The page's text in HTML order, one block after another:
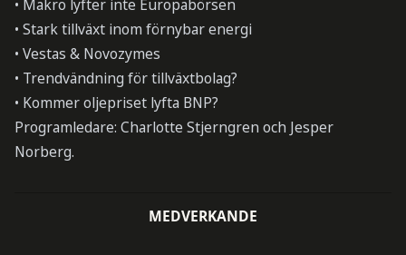
• Makro lyfter inte Europabörsen
• Stark tillväxt inom förnybar energi
• Vestas & Novozymes
• Trendvändning för tillväxtbolag?
• Kommer oljepriset lyfta BNP?
Programledare: Charlotte Stjerngren och Jesper
Norberg.
MEDVERKANDE